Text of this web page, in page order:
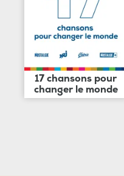
17 chansons pour
changer le monde